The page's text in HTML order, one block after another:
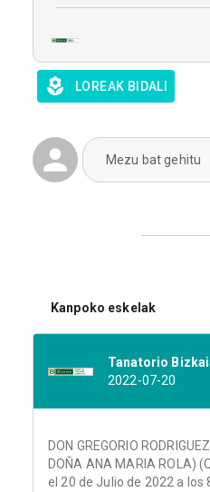
LOREAK BIDALI
Mezu bat gehitu
Kanpoko eskelak
Tanatorio
2022-07-20
DON GREGORIO
DOÑA ANA MARIA ROLA)
el 20 de Julio de 2022 a los